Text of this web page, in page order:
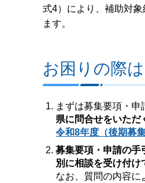
式4）により、補助対
ます。
お困りの際は
まずは募集要項・申
県に問合せをいただ
令和8年度（後期募
募集要項・申請の手
別に相談を受け付け
なお、質問の内容に